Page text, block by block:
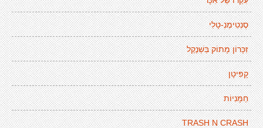
סֶנְטִימֶנְ-טָלִי
זִכָּרוֹן מָתוֹק בְּשְׁנֶקֶל
קָפִּיטָן
חַמָּנִיוֹת
TRASH N CRASH